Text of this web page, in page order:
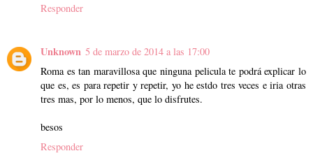
Responder
Unknown 5 de marzo de 2014 a las 17:00
Roma es tan maravillosa que ninguna pelicula te podrá explicar lo
que es, es para repetir y repetir, yo he estdo tres veces e iria otras
tres mas, por lo menos, que lo disfrutes.
besos
Responder